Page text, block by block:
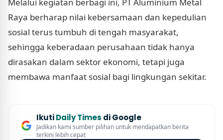
Raya berharap nilai kebersamaan dan kepedulian
sosial terus tumbuh di tengah masyarakat,
sehingga keberadaan perusahaan tidak hanya
dirasakan dalam sektor ekonomi, tetapi juga
membawa manfaat sosial bagi lingkungan sekitar.
IkutiDaily Times di Google
Jadikan kami sumber pilihan untuk mendapatkan berita
terkini lebih cepat